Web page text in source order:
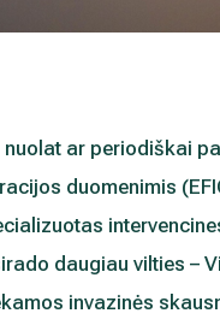
ar periodiškai
duomenimis
daugiau vilties –
invazinės